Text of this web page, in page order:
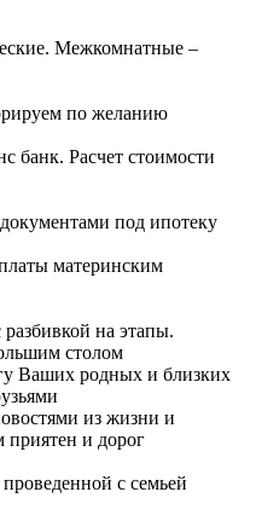
Межкомнатные –
по желанию
банк. Расчет стоимости
под ипотеку
материнским
на этапы.
столом
Ваших родных и близких
из жизни и
приятен и дорог
с семьей